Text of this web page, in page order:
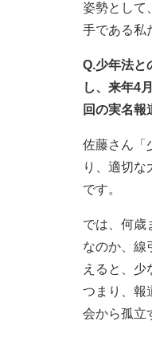
姿勢として
手である私
Q.少年法と
し、来年4
回の実名報
佐藤さん「
り、適切な
です。
では、何歳
なのか、線
えると、少
つまり、報
会から孤立